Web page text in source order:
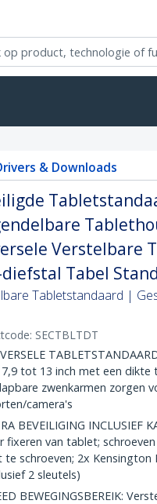
& Downloads
Verstelbare
Tabel Stand
Tabletstandaard |
SECTBLTDT
tot 13 inch met een dikte
zwenkarmen zorgen
camera's
BEVEILIGING
fixeren van tablet;
te schroeven; 2x
2 sleutels)
BEWEGINGSBEREIK: